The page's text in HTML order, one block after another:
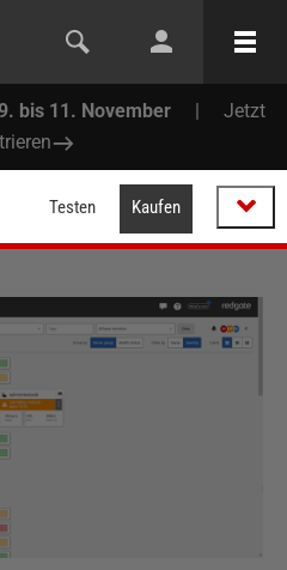
bis 11. November |
Jetzt
Testen Kaufen